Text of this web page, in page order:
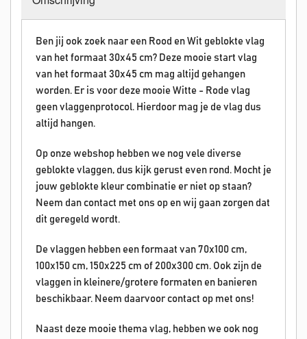
Ben jij ook zoek naar een Rood en Wit geblokte vlag
van het formaat 30x45 cm? Deze mooie start vlag
van het formaat 30x45 cm mag altijd gehangen
worden. Er is voor deze mooie Witte - Rode vlag
geen vlaggenprotocol. Hierdoor mag je de vlag dus
altijd hangen.
Op onze webshop hebben we nog vele diverse
geblokte vlaggen, dus kijk gerust even rond. Mocht je
jouw geblokte kleur combinatie er niet op staan?
Neem dan contact met ons op en wij gaan zorgen dat
dit geregeld wordt.
De vlaggen hebben een formaat van 70x100 cm,
100x150 cm, 150x225 cm of 200x300 cm. Ook zijn de
vlaggen in kleinere/grotere formaten en banieren
beschikbaar. Neem daarvoor contact op met ons!
Naast deze mooie thema vlag, hebben we ook nog